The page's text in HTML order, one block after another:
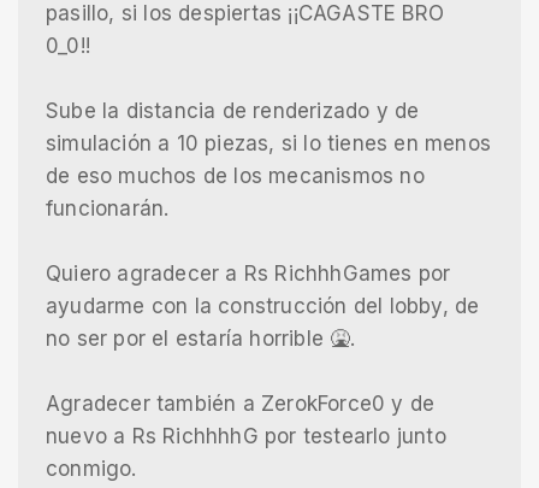
pasillo, si los despiertas ¡¡CAGASTE BRO
0_0!!
Sube la distancia de renderizado y de
simulación a 10 piezas, si lo tienes en menos
de eso muchos de los mecanismos no
funcionarán.
Quiero agradecer a Rs RichhhGames por
ayudarme con la construcción del lobby, de
no ser por el estaría horrible 🤮.
Agradecer también a ZerokForce0 y de
nuevo a Rs RichhhhG por testearlo junto
conmigo.